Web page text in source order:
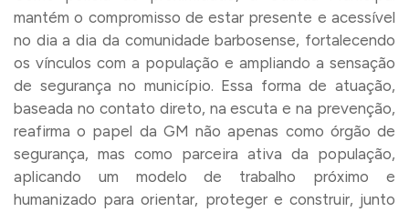
mantém o compromisso de estar presente e acessível
no dia a dia da comunidade barbosense, fortalecendo
os vínculos com a população e ampliando a sensação
de segurança no município. Essa forma de atuação,
baseada no contato direto, na escuta e na prevenção,
reafirma o papel da GM não apenas como órgão de
segurança, mas como parceira ativa da população,
aplicando um modelo de trabalho próximo e
humanizado para orientar, proteger e construir, junto